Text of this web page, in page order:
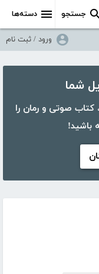
دسته‌ها جستجو
ورود / ثبت نام
بیش از ۵۰،۰۰۰ کتاب، کتاب صوتی و رمان را
باشید!